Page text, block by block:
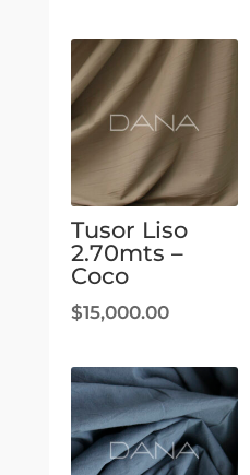
Tusor Liso
2.70mts –
Coco
$15,000.00